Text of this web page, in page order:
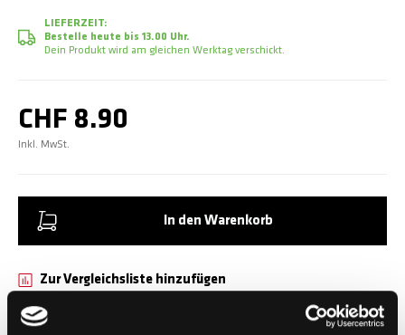
LIEFERZEIT:
Bestelle heute bis 13.00 Uhr.
Dein Produkt wird am gleichen Werktag verschickt.
CHF 8.90
Inkl. MwSt.
In den Warenkorb
Zur Wunschliste hinzufügen
Zur Vergleichsliste hinzufügen